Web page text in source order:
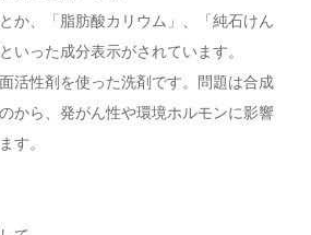
か、「脂肪酸カリウム」、「純石けん
いった成分表示がされています。
活性剤を使った洗剤です。問題は合成
から、発がん性や環境ホルモンに影響
す。